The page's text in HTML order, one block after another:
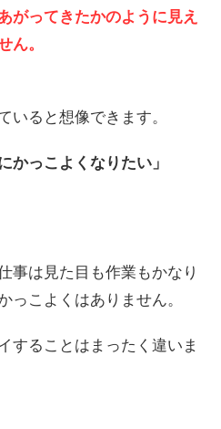
がってきたかのように見え
ん。
いると想像できます。
かっこよくなりたい」
事は見た目も作業もかなり
っこよくはありません。
することはまったく違いま